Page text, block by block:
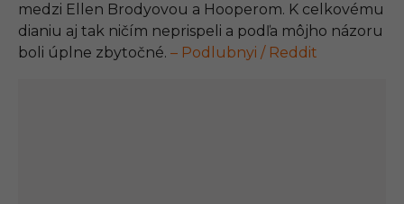
medzi Ellen Brodyovou a Hooperom. K celkovému
dianiu aj tak ničím neprispeli a podľa môjho názoru
boli úplne zbytočné. – Podlubnyi / Reddit